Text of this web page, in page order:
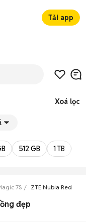
Tải app
Xoá lọc
512 GB 1 TB
7S ZTE Nubia
đẹp